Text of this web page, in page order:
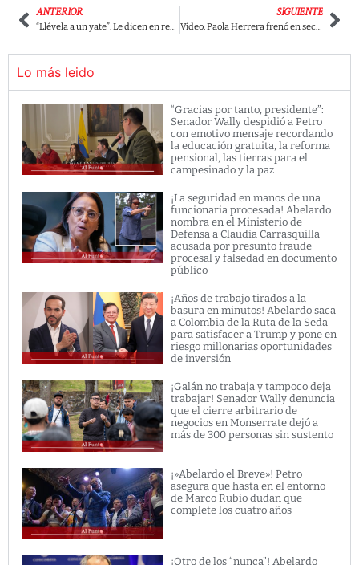
ANTERIOR
“Llévela a un yate”: Le dicen en redes a Rodolfo por foto que publicó con su esposa.
SIGUIENTE
Video: Paola Herrera frenó en seco a Miguel Uribe por atacar a Petro
Lo más leido
“Gracias por tanto, presidente”:
Senador Wally despidió a Petro
con emotivo mensaje recordando
la educación gratuita, la reforma
pensional, las tierras para el
campesinado y la paz
¡La seguridad en manos de una
funcionaria procesada! Abelardo
nombra en el Ministerio de
Defensa a Claudia Carrasquilla
acusada por presunto fraude
procesal y falsedad en documento
público
¡Años de trabajo tirados a la
basura en minutos! Abelardo saca
a Colombia de la Ruta de la Seda
para satisfacer a Trump y pone en
riesgo millonarias oportunidades
de inversión
¡Galán no trabaja y tampoco deja
trabajar! Senador Wally denuncia
que el cierre arbitrario de
negocios en Monserrate dejó a
más de 300 personas sin sustento
¡»Abelardo el Breve»! Petro
asegura que hasta en el entorno
de Marco Rubio dudan que
complete los cuatro años
¡Otro de los “nunca”! Abelardo